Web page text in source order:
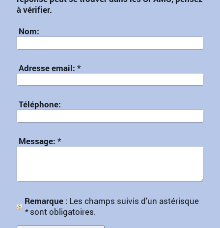
à vérifier.
Nom:
Adresse email: *
Téléphone:
Message: *
Remarque : Les champs suivis d'un astérisque
*sont obligatoires.